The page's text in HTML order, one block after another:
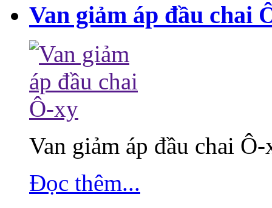
Van giảm áp đầu chai
Van giảm áp đầu chai
Đọc thêm...